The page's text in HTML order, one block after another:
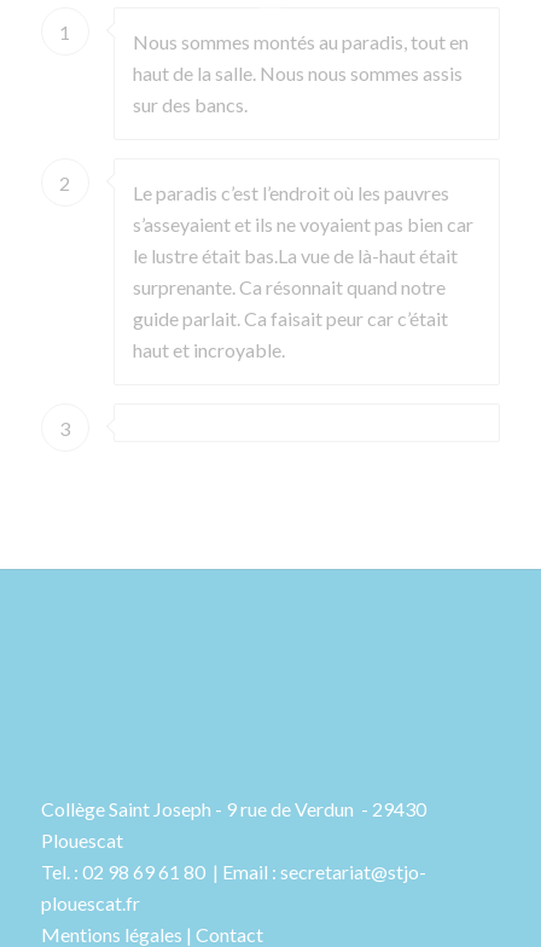
1
Nous sommes montés au paradis, tout en
haut de la salle. Nous nous sommes assis
sur des bancs.
2
Le paradis c’est l’endroit où les pauvres
s’asseyaient et ils ne voyaient pas bien car
le lustre était bas.La vue de là-haut était
surprenante. Ca résonnait quand notre
guide parlait. Ca faisait peur car c’était
haut et incroyable.
3
Collège Saint Joseph - 9 rue de Verdun - 29430
Plouescat
Tel. : 02 98 69 61 80 | Email : secretariat@stjo-
plouescat.fr
Mentions légales | Contact